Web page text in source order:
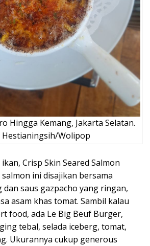
Hingga Kemang, Jakarta Selatan.
Hestianingsih/Wolipop
Crisp Skin Seared Salmon
ini disajikan bersama
saus gazpacho yang ringan,
asam khas tomat. Sambil kalau
food, ada Le Big Beuf Burger,
tebal, selada iceberg, tomat,
Ukurannya cukup generous